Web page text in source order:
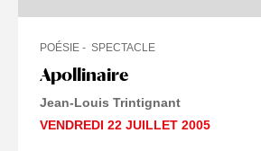
Apollinaire
POÉSIE SPECTACLE
Jean-Louis Trintignant
VENDREDI 22 JUILLET 2005